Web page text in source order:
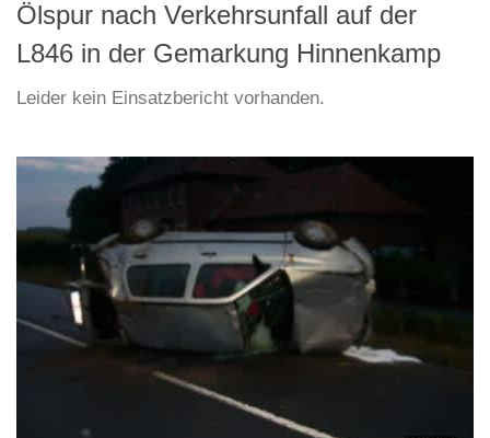
Ölspur nach Verkehrsunfall auf der
L846 in der Gemarkung Hinnenkamp
Leider kein Einsatzbericht vorhanden.